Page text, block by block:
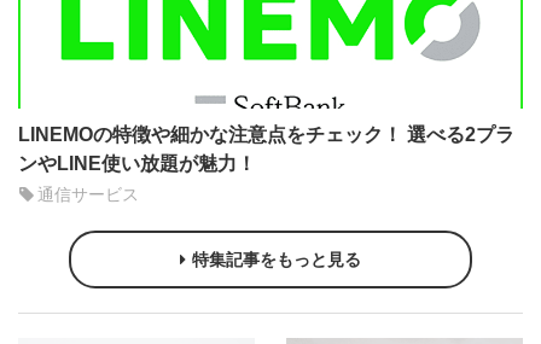
LINEMOの特徴や細かな注意点をチェック！ 選べる2プラ
ンやLINE使い放題が魅力！
通信サービス
特集記事をもっと見る